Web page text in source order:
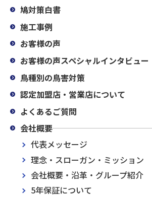
鳩対策白書
施工事例
お客様の声
お客様の声スペシャルインタビュー
鳥種別の鳥害対策
認定加盟店・営業店について
よくあるご質問
会社概要
代表メッセージ
理念・スローガン・ミッション
会社概要・沿革・グループ紹介
5年保証について